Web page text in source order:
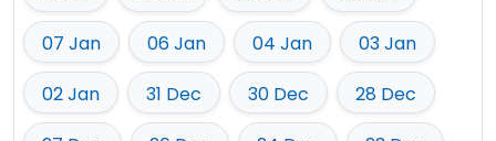
07 Jan
06 Jan 04 Jan
03 Jan
02 Jan
31 Dec 30 Dec
28 Dec